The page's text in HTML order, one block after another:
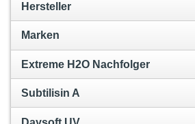
Hersteller
Marken
Extreme H2O Nachfolger
Subtilisin A